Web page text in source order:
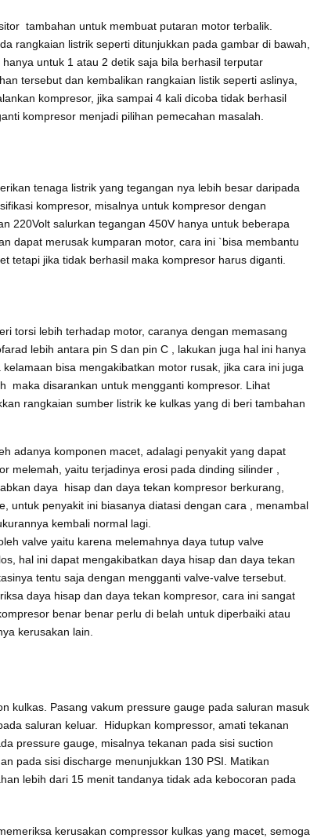
tambahan untuk membuat putaran motor terbalik.
rangkaian listrik seperti ditunjukkan pada gambar di bawah,
untuk 1 atau 2 detik saja bila berhasil terputar
tersebut dan kembalikan rangkaian listik seperti aslinya,
kompresor, jika sampai 4 kali dicoba tidak berhasil
kompresor menjadi pilihan pemecahan masalah.
tenaga listrik yang tegangan nya lebih besar daripada
kompresor, misalnya untuk kompresor dengan
220Volt salurkan tegangan 450V hanya untuk beberapa
dapat merusak kumparan motor, cara ini `bisa membantu
tetapi jika tidak berhasil maka kompresor harus diganti.
torsi lebih terhadap motor, caranya dengan memasang
lebih antara pin S dan pin C , lakukan juga hal ini hanya
bisa mengakibatkan motor rusak, jika cara ini juga
maka disarankan untuk mengganti kompresor. Lihat
rangkaian sumber listrik ke kulkas yang di beri tambahan
adanya komponen macet, adalagi penyakit yang dapat
melemah, yaitu terjadinya erosi pada dinding silinder ,
daya hisap dan daya tekan kompresor berkurang,
untuk penyakit ini biasanya diatasi dengan cara , menambal
kembali normal lagi.
valve yaitu karena melemahnya daya tutup valve
hal ini dapat mengakibatkan daya hisap dan daya tekan
tentu saja dengan mengganti valve-valve tersebut.
daya hisap dan daya tekan kompresor, cara ini sangat
benar benar perlu di belah untuk diperbaiki atau
kerusakan lain.
kulkas. Pasang vakum pressure gauge pada saluran masuk
saluran keluar. Hidupkan kompressor, amati tekanan
pressure gauge, misalnya tekanan pada sisi suction
pada sisi discharge menunjukkan 130 PSI. Matikan
lebih dari 15 menit tandanya tidak ada kebocoran pada
kerusakan compressor kulkas yang macet, semoga